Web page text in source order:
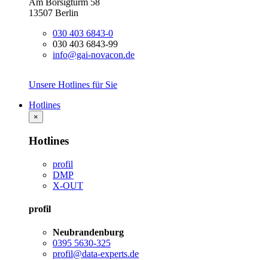
Am Borsigturm 58
13507 Berlin
030 403 6843-0
030 403 6843-99
info@gai-novacon.de
Unsere Hotlines für Sie
Hotlines
×
Hotlines
profil
DMP
X-OUT
profil
Neubrandenburg
0395 5630-325
profil@data-experts.de